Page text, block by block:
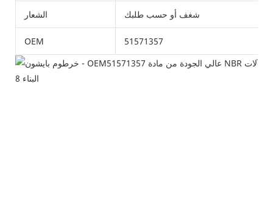
الشعار شغف أو حسب طلبك
OEM 51571357